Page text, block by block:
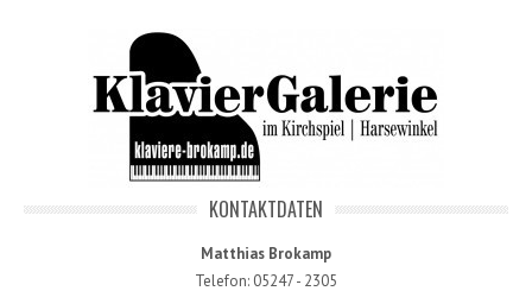
KONTAKTDATEN
Matthias Brokamp
Telefon: 05247 - 2305